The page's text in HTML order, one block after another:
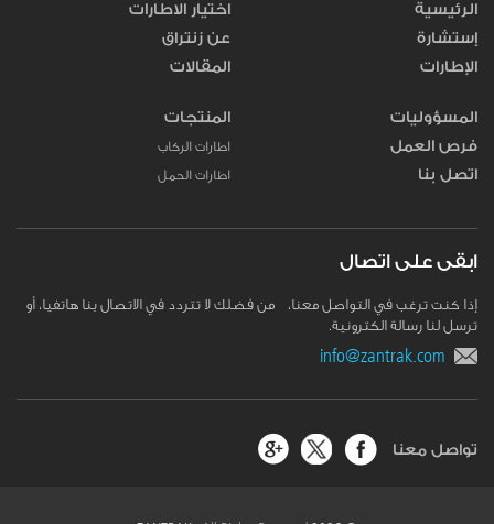
الرئيسية
إستشارة
الإطارات
اختيار الاطارات
عن زنتراق
المقالات
المسؤوليات
فرص العمل
اتصل بنا
المنتجات
اطارات الركاب
اطارات الحمل
ابقى على اتصال
إذا كنت ترغب في التواصل معنا، من فضلك لا تتردد في الاتصال بنا هاتفيا، أو
ترسل لنا رسالة الكترونية.
تواصل معنا